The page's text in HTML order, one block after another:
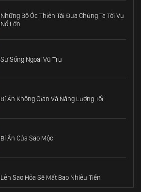
Những Bộ Óc Thiên Tài Đưa Chúng Ta Tới Vụ
Nổ Lớn
Sự Sống Ngoài Vũ Trụ
Bí Ẩn Không Gian Và Năng Lượng Tối
Bí Ẩn Của Sao Mộc
Lên Sao Hỏa Sẽ Mất Bao Nhiêu Tiền